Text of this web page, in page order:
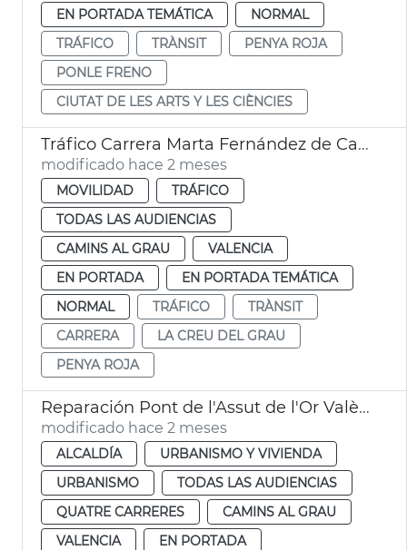
EN PORTADA TEMÁTICA
NORMAL
TRÁFICO
TRÀNSIT
PENYA ROJA
PONLE FRENO
CIUTAT DE LES ARTS Y LES CIÈNCIES
Tráfico Carrera Marta Fernández de Castro València
modificado hace 2 meses
MOVILIDAD
TRÁFICO
TODAS LAS AUDIENCIAS
CAMINS AL GRAU
VALENCIA
EN PORTADA
EN PORTADA TEMÁTICA
NORMAL
TRÁFICO
TRÀNSIT
CARRERA
LA CREU DEL GRAU
PENYA ROJA
Reparación Pont de l'Assut de l'Or València
modificado hace 2 meses
ALCALDÍA
URBANISMO Y VIVIENDA
URBANISMO
TODAS LAS AUDIENCIAS
QUATRE CARRERES
CAMINS AL GRAU
VALENCIA
EN PORTADA